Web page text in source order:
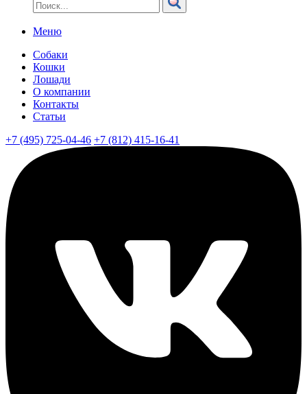
Меню
Собаки
Кошки
Лошади
О компании
Контакты
Статьи
+7 (495) 725-04-46 +7 (812) 415-16-41